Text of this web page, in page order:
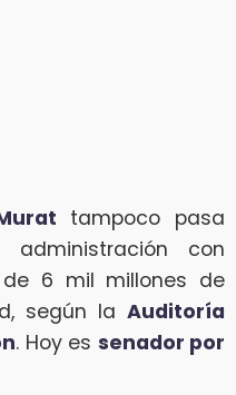
tampoco pasa
administración con
6 mil millones de
según la Auditoría
. Hoy es senador por